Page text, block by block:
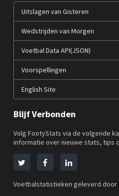
Uitslagen van Gisteren
Wedstrijden van Morgen
Voetbal Data API(JSON)
Voorspellingen
English Site
Blijf Verbonden
Volg FootyStats via de volgende
informatie over nieuwe stats, tips
Voetbalstatistieken geleverd door